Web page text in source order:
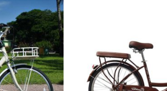
Add to
wishlist